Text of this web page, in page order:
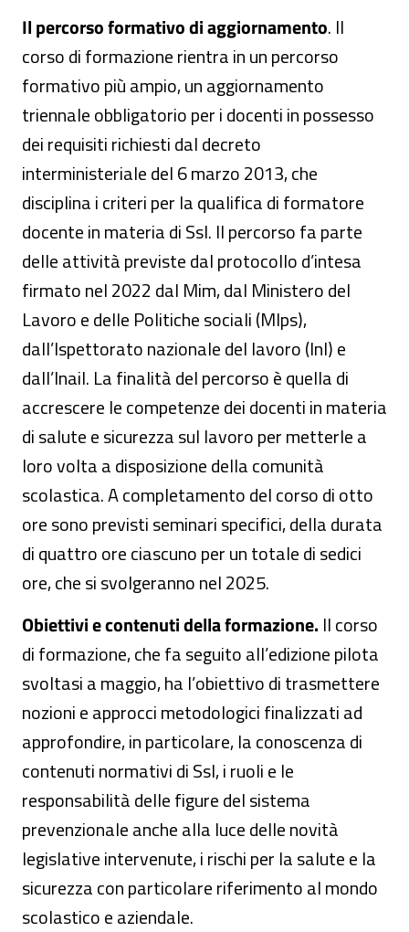
Il percorso formativo di aggiornamento. Il
corso di formazione rientra in un percorso
formativo più ampio, un aggiornamento
triennale obbligatorio per i docenti in possesso
dei requisiti richiesti dal decreto
interministeriale del 6 marzo 2013, che
disciplina i criteri per la qualifica di formatore
docente in materia di Ssl. Il percorso fa parte
delle attività previste dal protocollo d’intesa
firmato nel 2022 dal Mim, dal Ministero del
Lavoro e delle Politiche sociali (Mlps),
dall’Ispettorato nazionale del lavoro (Inl) e
dall’Inail. La finalità del percorso è quella di
accrescere le competenze dei docenti in materia
di salute e sicurezza sul lavoro per metterle a
loro volta a disposizione della comunità
scolastica. A completamento del corso di otto
ore sono previsti seminari specifici, della durata
di quattro ore ciascuno per un totale di sedici
ore, che si svolgeranno nel 2025.
Obiettivi e contenuti della formazione. Il corso
di formazione, che fa seguito all’edizione pilota
svoltasi a maggio, ha l’obiettivo di trasmettere
nozioni e approcci metodologici finalizzati ad
approfondire, in particolare, la conoscenza di
contenuti normativi di Ssl, i ruoli e le
responsabilità delle figure del sistema
prevenzionale anche alla luce delle novità
legislative intervenute, i rischi per la salute e la
sicurezza con particolare riferimento al mondo
scolastico e aziendale.